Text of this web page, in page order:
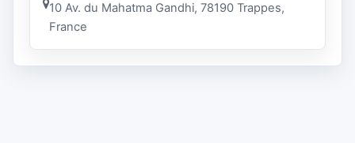
10 Av. du Mahatma Gandhi, 78190 Trappes,
France